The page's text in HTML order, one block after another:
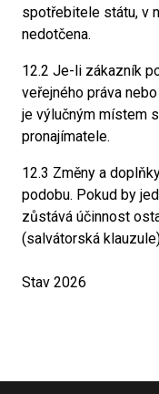
spotřebitele státu, v
nedotčena.
12.2 Je-li zákazník
veřejného práva
je výlučným místem
pronajímatele.
12.3 Změny a
podobu. Pokud by
zůstává účinnost
(salvátorská
Stav 2026